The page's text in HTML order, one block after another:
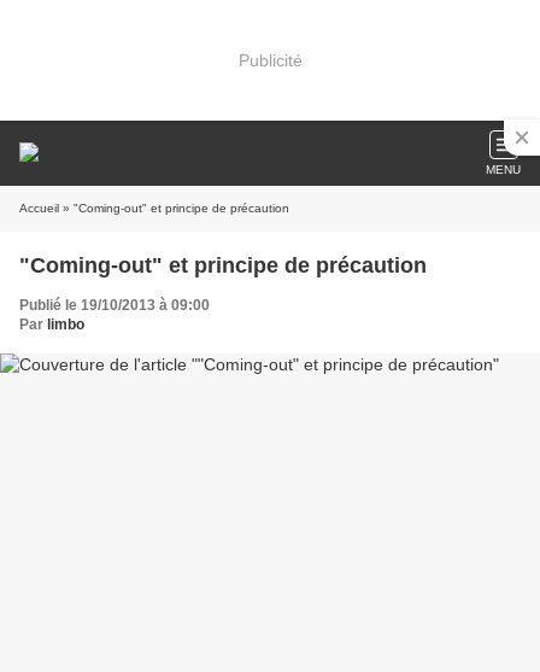
Publicité
MENU
Accueil » "Coming-out" et principe de précaution
"Coming-out" et principe de précaution
Publié le 19/10/2013 à 09:00
Par limbo